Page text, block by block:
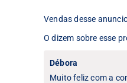
produto
Vendas desse
O dizem sobre esse
Débora
Muito feliz com a